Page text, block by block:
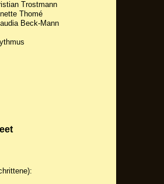
Trostmann
Thomé
Beck-Mann